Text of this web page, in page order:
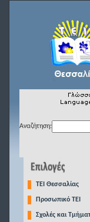
Αναζήτηση:
TEI Θεσσαλίας
Προσωπικό ΤΕΙ
Σχολές και